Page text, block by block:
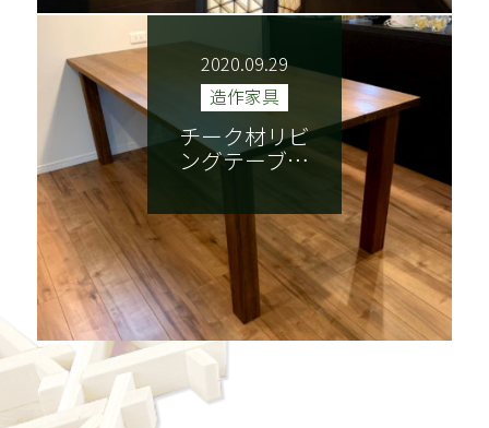
2020.09.29
造作家具
チーク材リビ
ングテーブ…